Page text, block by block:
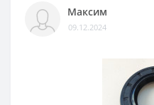
Максим
09.12.2024